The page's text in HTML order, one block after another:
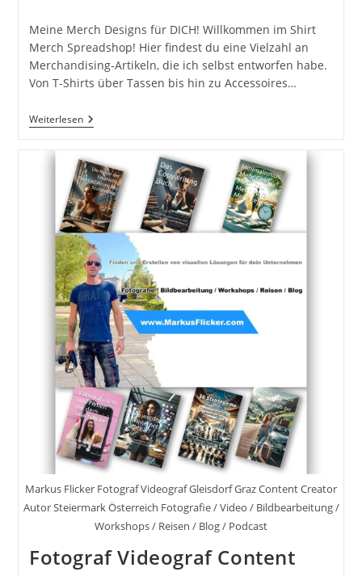
Meine Merch Designs für DICH! Willkommen im Shirt
Merch Spreadshop! Hier findest du eine Vielzahl an
Merchandising-Artikeln, die ich selbst entworfen habe.
Von T-Shirts über Tassen bis hin zu Accessoires…
WeiterlesenT-
Shirt
Design
Shop
Amazon
Spreadshirt
Inkl.
37
Praxisnahe
Tipps
&
Tricks
Markus Flicker Fotograf Videograf Gleisdorf Graz Content Creator
Autor Steiermark Österreich Fotografie / Video / Bildbearbeitung /
Workshops / Reisen / Blog / Podcast
Fotograf Videograf Content